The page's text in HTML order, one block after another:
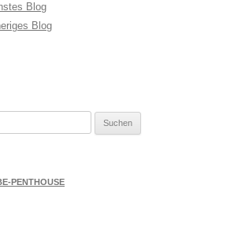
Blog
Blog
PENTHOUSE